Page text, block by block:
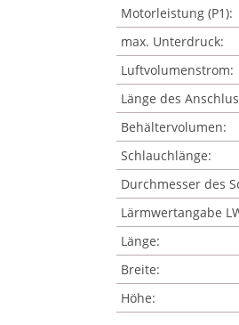
Motorleistung (P1):
max. Unterdruck:
Luftvolumenstrom:
Länge des
Behältervolumen:
Schlauchlänge:
Durchmesser des
Lärmwertangabe
Länge:
Breite:
Höhe: